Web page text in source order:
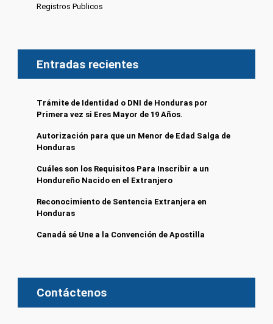
Registros Publicos
Entradas recientes
Trámite de Identidad o DNI de Honduras por
Primera vez si Eres Mayor de 19 Años.
Autorización para que un Menor de Edad Salga de
Honduras
Cuáles son los Requisitos Para Inscribir a un
Hondureño Nacido en el Extranjero
Reconocimiento de Sentencia Extranjera en
Honduras
Canadá sé Une a la Convención de Apostilla
Contáctenos